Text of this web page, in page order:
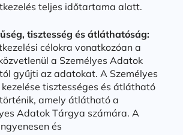
teljes időtartama alatt.
tisztesség és átláthatóság:
célokra vonatkozóan a
a Személyes Adatok
gyűjti az adatokat. A Személyes
tisztességes és átlátható
amely átlátható a
Adatok Tárgya számára. A
és